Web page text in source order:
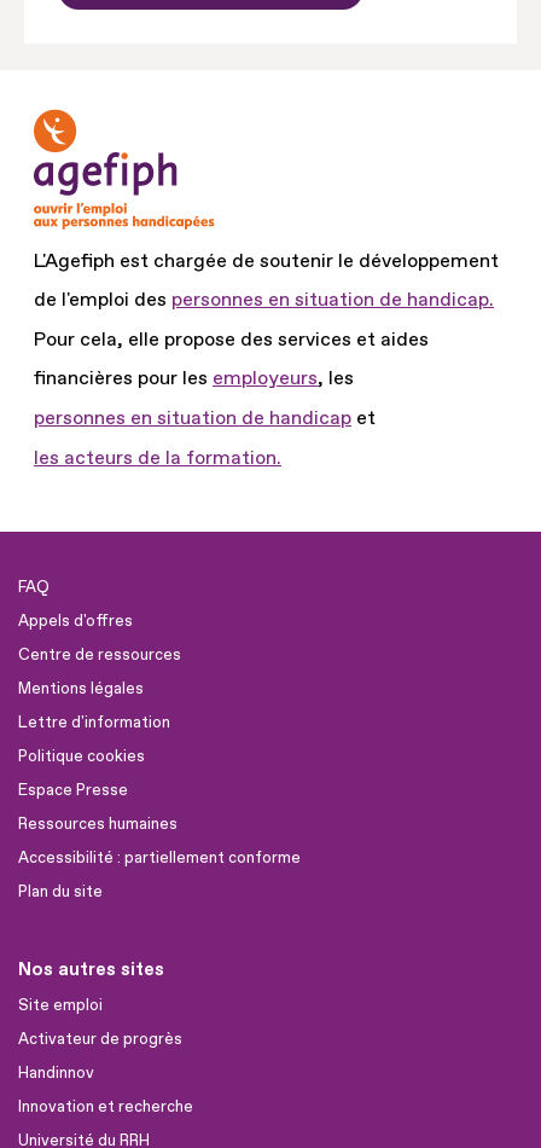
L'Agefiph est chargée de soutenir le développement
de l'emploi des personnes en situation de handicap.
Pour cela, elle propose des services et aides
financières pour les employeurs, les
personnes en situation de handicap et
les acteurs de la formation.
FAQ
Appels d'offres
Centre de ressources
Mentions légales
Lettre d'information
Politique cookies
Espace Presse
Ressources humaines
Accessibilité : partiellement conforme
Plan du site
Nos autres sites
Site emploi
Activateur de progrès
Handinnov
Innovation et recherche
Université du RRH